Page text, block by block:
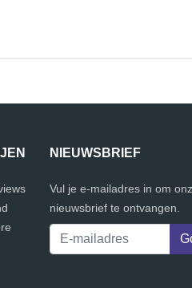
NIEUWSBRIEF
Vul je e-mailadres in om
nieuwsbrief te ontvangen.